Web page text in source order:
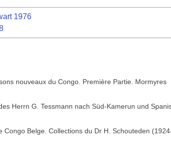
1976
nouveaux du Congo. Première Partie. Mormyres
Herrn G. Tessmann nach Süd-Kamerun und
Congo Belge. Collections du Dr H. Schouteden